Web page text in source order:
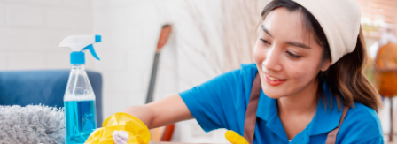
（Pasir
Gudang）